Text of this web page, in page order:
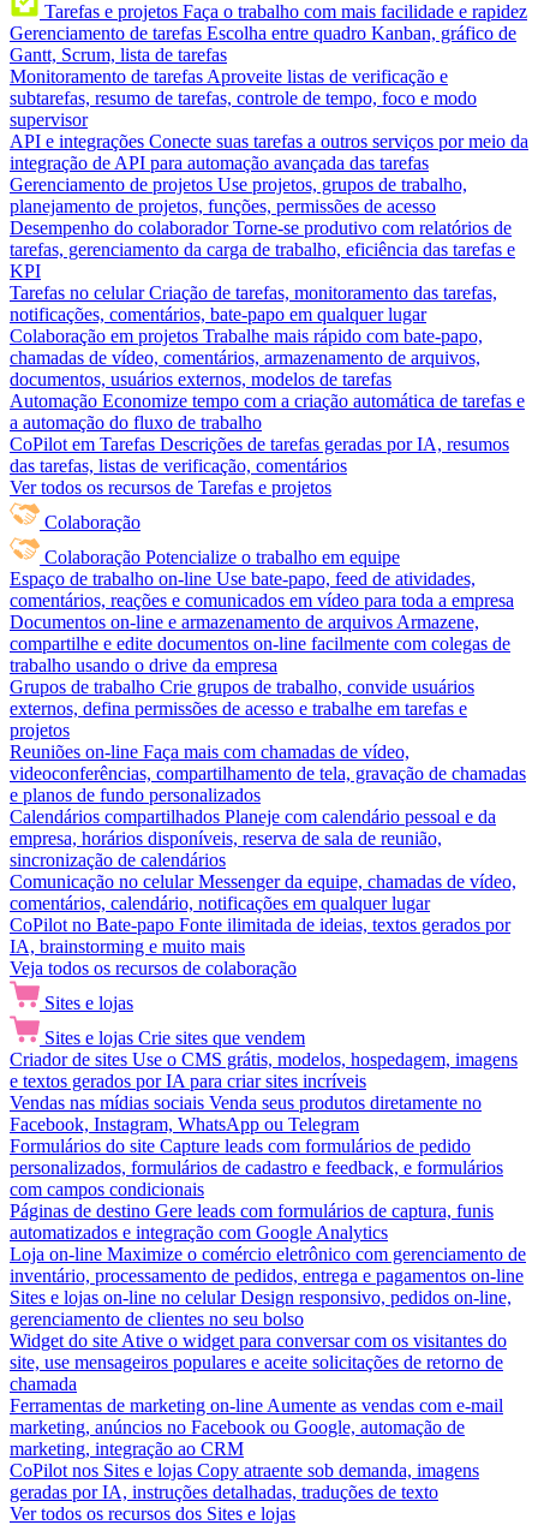
Tarefas e projetos Faça o trabalho com mais facilidade e rapidez
Gerenciamento de tarefas Escolha entre quadro Kanban, gráfico de
Gantt, Scrum, lista de tarefas
Monitoramento de tarefas Aproveite listas de verificação e
subtarefas, resumo de tarefas, controle de tempo, foco e modo
supervisor
API e integrações Conecte suas tarefas a outros serviços por meio da
integração de API para automação avançada das tarefas
Gerenciamento de projetos Use projetos, grupos de trabalho,
planejamento de projetos, funções, permissões de acesso
Desempenho do colaborador Torne-se produtivo com relatórios de
tarefas, gerenciamento da carga de trabalho, eficiência das tarefas e
KPI
Tarefas no celular Criação de tarefas, monitoramento das tarefas,
notificações, comentários, bate-papo em qualquer lugar
Colaboração em projetos Trabalhe mais rápido com bate-papo,
chamadas de vídeo, comentários, armazenamento de arquivos,
documentos, usuários externos, modelos de tarefas
Automação Economize tempo com a criação automática de tarefas e
a automação do fluxo de trabalho
CoPilot em Tarefas Descrições de tarefas geradas por IA, resumos
das tarefas, listas de verificação, comentários
Ver todos os recursos de Tarefas e projetos
Colaboração
Colaboração Potencialize o trabalho em equipe
Espaço de trabalho on-line Use bate-papo, feed de atividades,
comentários, reações e comunicados em vídeo para toda a empresa
Documentos on-line e armazenamento de arquivos Armazene,
compartilhe e edite documentos on-line facilmente com colegas de
trabalho usando o drive da empresa
Grupos de trabalho Crie grupos de trabalho, convide usuários
externos, defina permissões de acesso e trabalhe em tarefas e
projetos
Reuniões on-line Faça mais com chamadas de vídeo,
videoconferências, compartilhamento de tela, gravação de chamadas
e planos de fundo personalizados
Calendários compartilhados Planeje com calendário pessoal e da
empresa, horários disponíveis, reserva de sala de reunião,
sincronização de calendários
Comunicação no celular Messenger da equipe, chamadas de vídeo,
comentários, calendário, notificações em qualquer lugar
CoPilot no Bate-papo Fonte ilimitada de ideias, textos gerados por
IA, brainstorming e muito mais
Veja todos os recursos de colaboração
Sites e lojas
Sites e lojas Crie sites que vendem
Criador de sites Use o CMS grátis, modelos, hospedagem, imagens
e textos gerados por IA para criar sites incríveis
Vendas nas mídias sociais Venda seus produtos diretamente no
Facebook, Instagram, WhatsApp ou Telegram
Formulários do site Capture leads com formulários de pedido
personalizados, formulários de cadastro e feedback, e formulários
com campos condicionais
Páginas de destino Gere leads com formulários de captura, funis
automatizados e integração com Google Analytics
Loja on-line Maximize o comércio eletrônico com gerenciamento de
inventário, processamento de pedidos, entrega e pagamentos on-line
Sites e lojas on-line no celular Design responsivo, pedidos on-line,
gerenciamento de clientes no seu bolso
Widget do site Ative o widget para conversar com os visitantes do
site, use mensageiros populares e aceite solicitações de retorno de
chamada
Ferramentas de marketing on-line Aumente as vendas com e-mail
marketing, anúncios no Facebook ou Google, automação de
marketing, integração ao CRM
CoPilot nos Sites e lojas Copy atraente sob demanda, imagens
geradas por IA, instruções detalhadas, traduções de texto
Ver todos os recursos dos Sites e lojas